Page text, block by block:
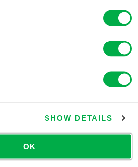
SHOW DETAILS
OK
在的区域销售。您可以在页面顶部
改您的区域。